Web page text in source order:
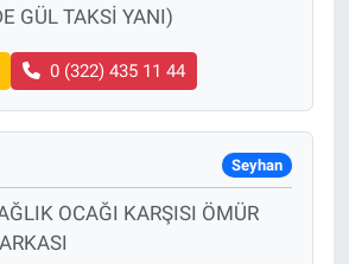
GÜL TAKSİ YANI)
0 (322) 435 11 44
Seyhan
OCAĞI KARŞISI ÖMÜR